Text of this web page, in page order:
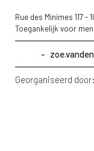
Rue des Minimes 117-
Toegankelijk voor
Georganiseerd door: